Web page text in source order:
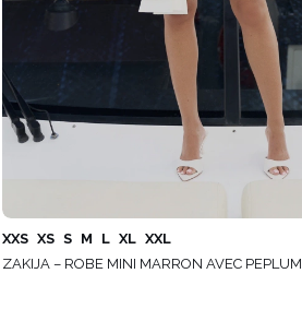
XXS XS S M L XL XXL
ZAKIJA – ROBE MINI MARRON AVEC PEPLUM